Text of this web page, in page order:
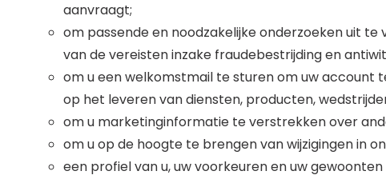
aanvraagt;
om passende en noodzakelijke onderzoeken uit
van de vereisten inzake fraudebestrijding en
om u een welkomstmail te sturen om uw account
op het leveren van diensten, producten,
om u marketinginformatie te verstrekken over
om u op de hoogte te brengen van wijzigingen in
een profiel van u, uw voorkeuren en uw